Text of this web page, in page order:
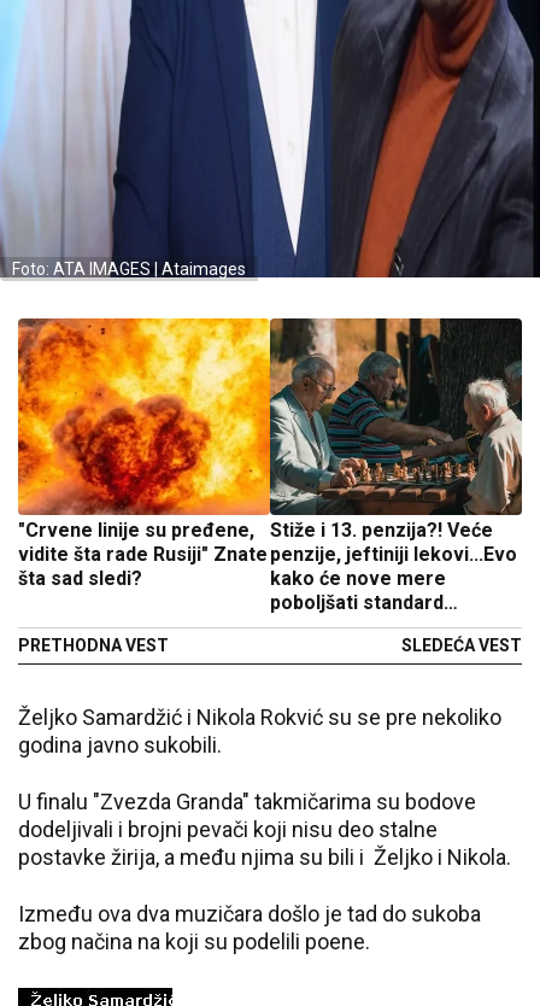
Foto: ATA IMAGES | Ataimages
"Crvene linije su pređene,
vidite šta rade Rusiji" Znate
šta sad sledi?
PRETHODNA VEST
Stiže i 13. penzija?! Veće
penzije, jeftiniji lekovi...Evo
kako će nove mere
poboljšati standard
građana i kada stupaju na
SLEDEĆA VEST
Željko Samardžić i Nikola Rokvić su se pre nekoliko
godina javno sukobili.
U finalu "Zvezda Granda" takmičarima su bodove
dodeljivali i brojni pevači koji nisu deo stalne
postavke žirija, a među njima su bili i Željko i Nikola.
Između ova dva muzičara došlo je tad do sukoba
zbog načina na koji su podelili poene.